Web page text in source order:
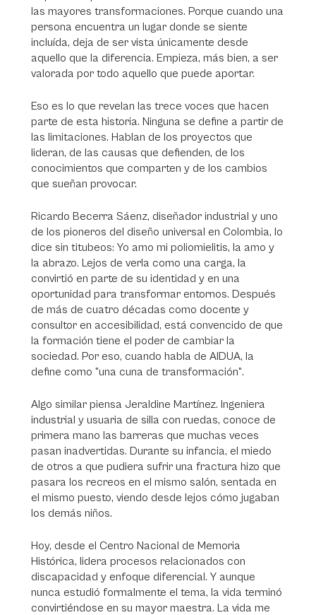
las mayores transformaciones. Porque cuando una
persona encuentra un lugar donde se siente
incluída, deja de ser vista únicamente desde
aquello que la diferencia. Empieza, más bien, a ser
valorada por todo aquello que puede aportar.
Eso es lo que revelan las trece voces que hacen
parte de esta historia. Ninguna se define a partir de
las limitaciones. Hablan de los proyectos que
lideran, de las causas que defienden, de los
conocimientos que comparten y de los cambios
que sueñan provocar.
Ricardo Becerra Sáenz, diseñador industrial y uno
de los pioneros del diseño universal en Colombia, lo
dice sin titubeos: Yo amo mi poliomielitis, la amo y
la abrazo. Lejos de verla como una carga, la
convirtió en parte de su identidad y en una
oportunidad para transformar entornos. Después
de más de cuatro décadas como docente y
consultor en accesibilidad, está convencido de que
la formación tiene el poder de cambiar la
sociedad. Por eso, cuando habla de AIDUA, la
define como "una cuna de transformación".
Algo similar piensa Jeraldine Martínez. Ingeniera
industrial y usuaria de silla con ruedas, conoce de
primera mano las barreras que muchas veces
pasan inadvertidas. Durante su infancia, el miedo
de otros a que pudiera sufrir una fractura hizo que
pasara los recreos en el mismo salón, sentada en
el mismo puesto, viendo desde lejos cómo jugaban
los demás niños.
Hoy, desde el Centro Nacional de Memoria
Histórica, lidera procesos relacionados con
discapacidad y enfoque diferencial. Y aunque
nunca estudió formalmente el tema, la vida terminó
convirtiéndose en su mayor maestra. La vida me